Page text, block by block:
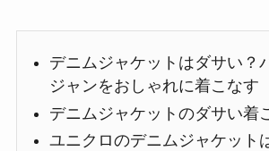
デニムジャケットはダサい？
ジャンをおしゃれに着こなす
デニムジャケットのダサい着
ユニクロのデニムジャケット